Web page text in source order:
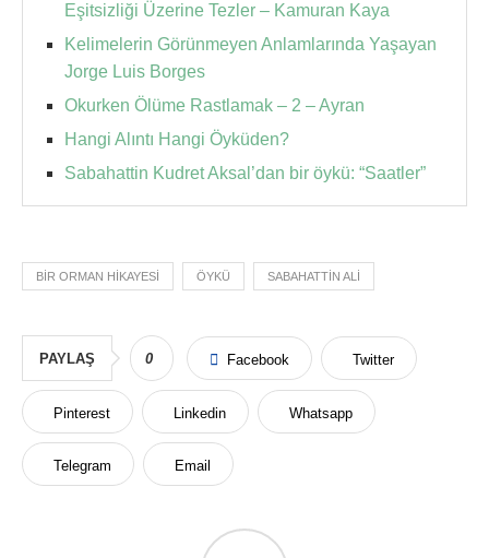
Eşitsizliği Üzerine Tezler – Kamuran Kaya
Kelimelerin Görünmeyen Anlamlarında Yaşayan
Jorge Luis Borges
Okurken Ölüme Rastlamak – 2 – Ayran
Hangi Alıntı Hangi Öyküden?
Sabahattin Kudret Aksal’dan bir öykü: “Saatler”
BIR ORMAN HIKAYESI ÖYKÜ SABAHATTIN ALI
PAYLAŞ 0 Facebook Twitter
Pinterest Linkedin Whatsapp
Telegram Email